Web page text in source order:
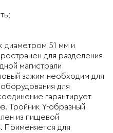
диаметром 51 мм и
для разделения
магистрали
зажим необходим для
для
гарантирует
Тройник Y-образный
из пищевой
Применяется для